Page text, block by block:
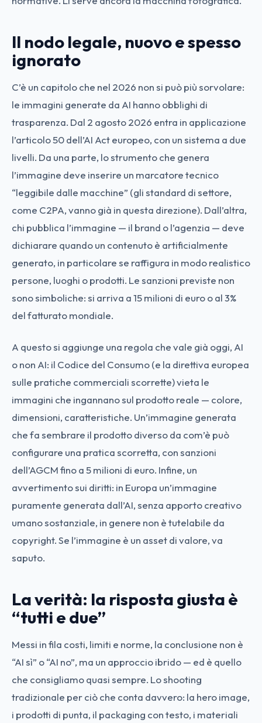
Il nodo legale, nuovo e spesso
ignorato
C’è un capitolo che nel 2026 non si può più sorvolare:
le immagini generate da AI hanno obblighi di
trasparenza. Dal 2 agosto 2026 entra in applicazione
l’articolo 50 dell’AI Act europeo, con un sistema a due
livelli. Da una parte, lo strumento che genera
l’immagine deve inserire un marcatore tecnico
“leggibile dalle macchine” (gli standard di settore,
come C2PA, vanno già in questa direzione). Dall’altra,
chi pubblica l’immagine — il brand o l’agenzia — deve
dichiarare quando un contenuto è artificialmente
generato, in particolare se raffigura in modo realistico
persone, luoghi o prodotti. Le sanzioni previste non
sono simboliche: si arriva a 15 milioni di euro o al 3%
del fatturato mondiale.
A questo si aggiunge una regola che vale già oggi, AI
o non AI: il Codice del Consumo (e la direttiva europea
sulle pratiche commerciali scorrette) vieta le
immagini che ingannano sul prodotto reale — colore,
dimensioni, caratteristiche. Un’immagine generata
che fa sembrare il prodotto diverso da com’è può
configurare una pratica scorretta, con sanzioni
dell’AGCM fino a 5 milioni di euro. Infine, un
avvertimento sui diritti: in Europa un’immagine
puramente generata dall’AI, senza apporto creativo
umano sostanziale, in genere non è tutelabile da
copyright. Se l’immagine è un asset di valore, va
saputo.
La verità: la risposta giusta è
“tutti e due”
Messi in fila costi, limiti e norme, la conclusione non è
“AI sì” o “AI no”, ma un approccio ibrido — ed è quello
che consigliamo quasi sempre. Lo shooting
tradizionale per ciò che conta davvero: la hero image,
i prodotti di punta, il packaging con testo, i materiali